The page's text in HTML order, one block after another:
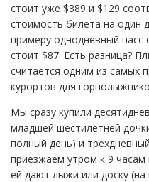
стоит уже $389 и $129
стоимость билета на один
примеру однодневный пасс
стоит $87. Есть разница?
считается одним из самых
курортов для
Мы сразу купили
младшей шестилетней
полный день) и
приезжаем утром к 9
ей дают лыжи или доску